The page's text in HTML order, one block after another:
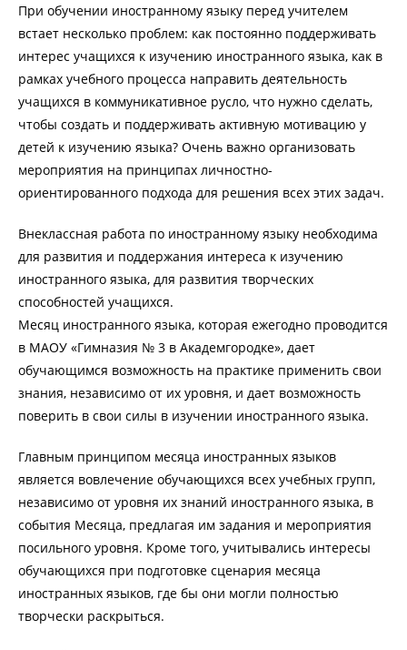
При обучении иностранному языку перед учителем
встает несколько проблем: как постоянно поддерживать
интерес учащихся к изучению иностранного языка, как в
рамках учебного процесса направить деятельность
учащихся в коммуникативное русло, что нужно сделать,
чтобы создать и поддерживать активную мотивацию у
детей к изучению языка? Очень важно организовать
мероприятия на принципах личностно-
ориентированного подхода для решения всех этих задач.
Внеклассная работа по иностранному языку необходима
для развития и поддержания интереса к изучению
иностранного языка, для развития творческих
способностей учащихся.
Месяц иностранного языка, которая ежегодно проводится
в МАОУ «Гимназия № 3 в Академгородке», дает
обучающимся возможность на практике применить свои
знания, независимо от их уровня, и дает возможность
поверить в свои силы в изучении иностранного языка.
Главным принципом месяца иностранных языков
является вовлечение обучающихся всех учебных групп,
независимо от уровня их знаний иностранного языка, в
события Месяца, предлагая им задания и мероприятия
посильного уровня. Кроме того, учитывались интересы
обучающихся при подготовке сценария месяца
иностранных языков, где бы они могли полностью
творчески раскрыться.